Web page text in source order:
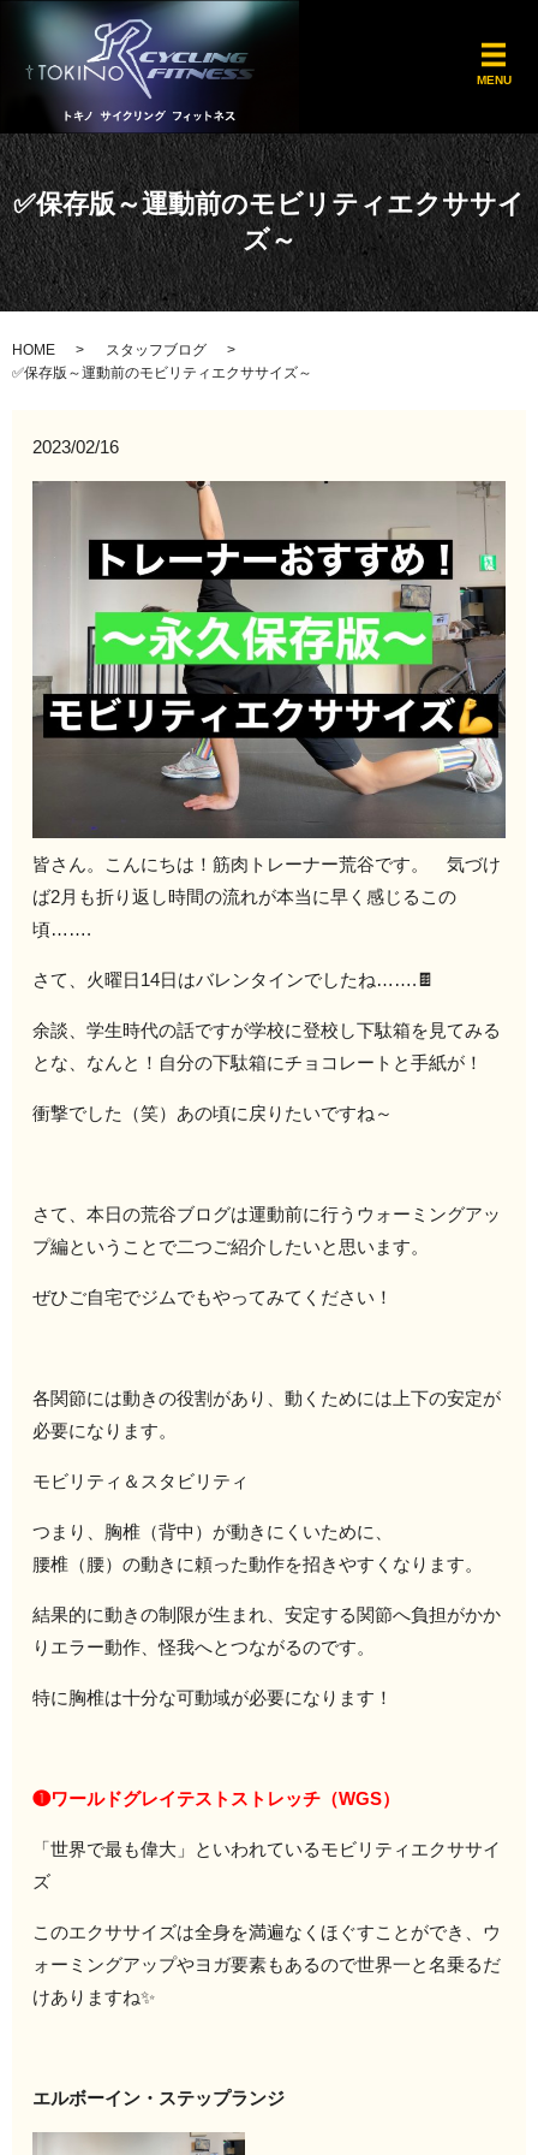
MENU
✅保存版～運動前のモビリティエクササイ
ズ～
HOME
スタッフブログ
✅保存版～運動前のモビリティエクササイズ～
2023/02/16
皆さん。こんにちは！筋肉トレーナー荒谷です。 気づけ
ば2月も折り返し時間の流れが本当に早く感じるこの
頃…….
さて、火曜日14日はバレンタインでしたね…….🍫
余談、学生時代の話ですが学校に登校し下駄箱を見てみる
とな、なんと！自分の下駄箱にチョコレートと手紙が！
衝撃でした（笑）あの頃に戻りたいですね～
さて、本日の荒谷ブログは運動前に行うウォーミングアッ
プ編ということで二つご紹介したいと思います。
ぜひご自宅でジムでもやってみてください！
各関節には動きの役割があり、動くためには上下の安定が
必要になります。
モビリティ＆スタビリティ
つまり、胸椎（背中）が動きにくいために、
腰椎（腰）の動きに頼った動作を招きやすくなります。
結果的に動きの制限が生まれ、安定する関節へ負担がかか
りエラー動作、怪我へとつながるのです。
特に胸椎は十分な可動域が必要になります！
❶ワールドグレイテストストレッチ（WGS）
「世界で最も偉大」といわれているモビリティエクササイ
ズ
このエクササイズは全身を満遍なくほぐすことができ、ウ
ォーミングアップやヨガ要素もあるので世界一と名乗るだ
けありますね✨
エルボーイン・ステップランジ